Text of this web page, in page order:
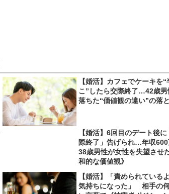
【婚活】カフェでケーキを“
こ”したら交際終了…42歳男
落ちた“価値観の違い”の落
【婚活】6回目のデート後に
際終了」告げられ…年収600
38歳男性が女性を失望させ
和的な価値観》
【婚活】「責められている
気持ちになった」 相手の